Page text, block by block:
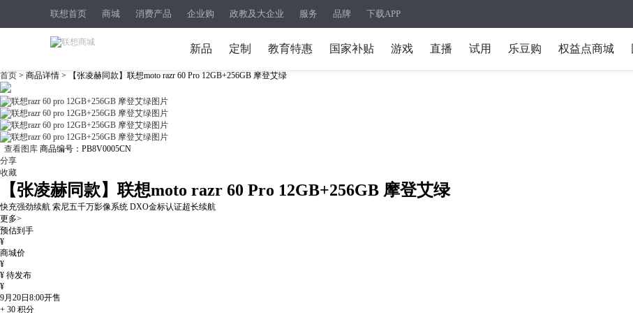
联想首页 商城 消费产品 企业购 政教及大企业 服务 品牌 下载APP
新品 定制 教育特惠 国家补贴 游戏 直播 试用 乐豆购 权益点商城
首页 > 商品详情 > 【张凌赫同款】联想moto razr 60 Pro 12GB+256GB 摩登艾绿
查看图库 商品编号： PB8V0005CN
分享
收藏
【张凌赫同款】联想moto razr 60 Pro 12GB+256GB 摩登艾绿
快充强劲续航 索尼五千万影像系统 DXO金标认证超长续航
更多>
预估到手
¥
商城价
¥
¥ 待发布
¥
9月20日8:00开售
+ 30 积分